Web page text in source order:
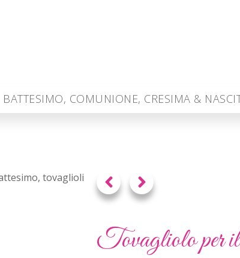
BATTESIMO, COMUNIONE, CRESIMA &
tovaglioli
Tovagliolo per il